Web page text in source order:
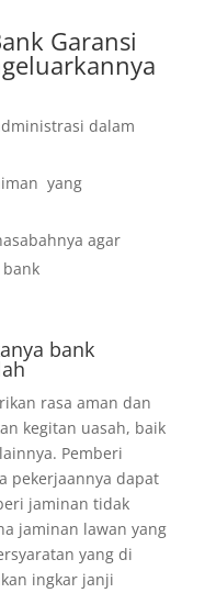
Garansi
dalam
yang
agar
bank
rasa aman dan
kegitan uasah, baik
Pemberi
pekerjaannya dapat
jaminan tidak
jaminan lawan yang
yang di
ingkar janji